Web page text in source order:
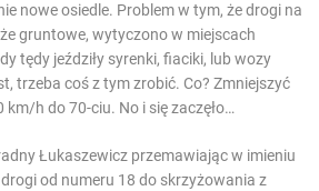
nowe osiedle. Problem w tym, że drogi na
gruntowe, wytyczono w miejscach
tędy jeździły syrenki, fiaciki, lub wozy
trzeba coś z tym zrobić. Co? Zmniejszyć
h do 70-ciu. No i się zaczęło…
Łukaszewicz przemawiając w imieniu
od numeru 18 do skrzyżowania z